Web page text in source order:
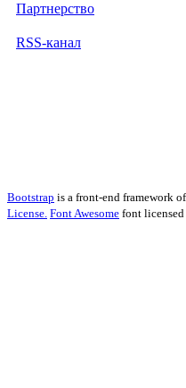
Партнерство
RSS-канал
Bootstrap is a front-end framework
License. Font Awesome font